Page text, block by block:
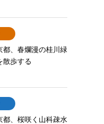
都、春爛漫の桂川緑
散歩する
都、桜咲く山科疎水